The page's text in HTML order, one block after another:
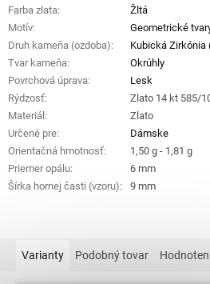
Farba zlata:
Žltá
Motív:
Geometrické
Druh kameňa (ozdoba): Kubická Zirkónia
Tvar kameňa:
Okrúhly
Povrchová úprava:
Lesk
Rýdzosť:
Zlato 14 kt 585/
Materiál :
Zlato
Určené pre:
Dámske
Orientačná hmotnosť:
1,50 g - 1,81 g
Priemer opálu:
6 mm
Šírka hornej časti (vzoru): 9 mm
Varianty Podobný tovar